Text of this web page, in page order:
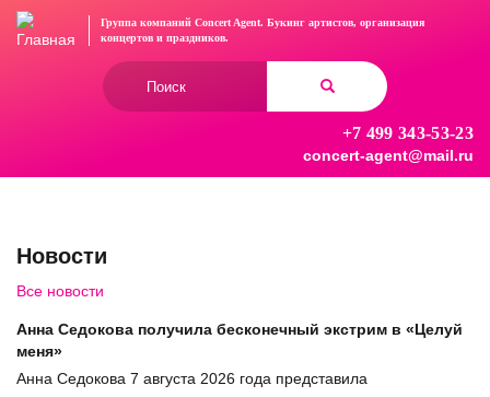
Перейти
Группа компаний Concert Agent. Букинг артистов, организация
концертови праздников.
+7 499 343-53-23
concert-agent@mail.ru
Новости
Все новости
Анна Седокова получила бесконечный экстрим в «Целуй
меня»
Анна Седокова 7 августа 2026 года представила